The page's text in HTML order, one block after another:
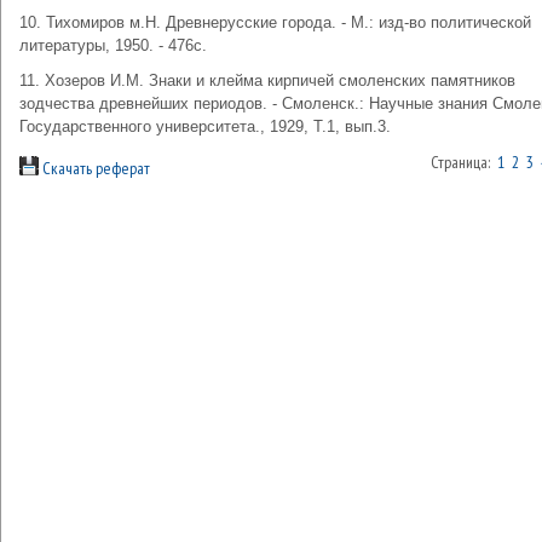
10. Тихомиров м.Н. Древнерусские города. - М.: изд-во политической
литературы, 1950. - 476с.
11. Хозеров И.М. Знаки и клейма кирпичей смоленских памятников
зодчества древнейших периодов. - Смоленск.: Научные знания
Государственного университета., 1929, Т.1, вып.3.
Скачать реферат Страница: 1 2 3